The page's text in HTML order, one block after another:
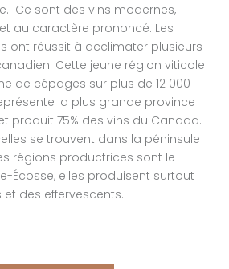
Ce sont des vins modernes,
au caractère prononcé. Les
ont réussit à acclimater plusieurs
Cette jeune région viticole
de cépages sur plus de 12 000
la plus grande province
produit 75% des vins du Canada.
se trouvent dans la péninsule
régions productrices sont le
Écosse, elles produisent surtout
des effervescents.